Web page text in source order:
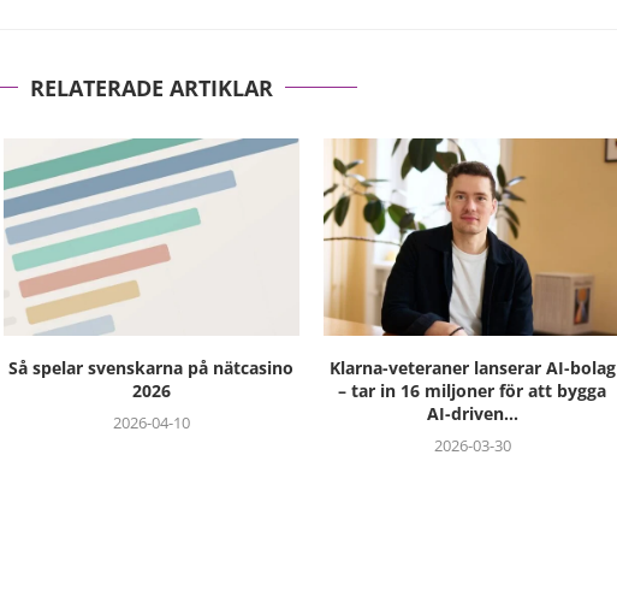
RELATERADE ARTIKLAR
Så spelar svenskarna på nätcasino
2026
2026-04-10
Klarna-veteraner lanserar AI-bolag
– tar in 16 miljoner för att bygga
AI-driven...
2026-03-30